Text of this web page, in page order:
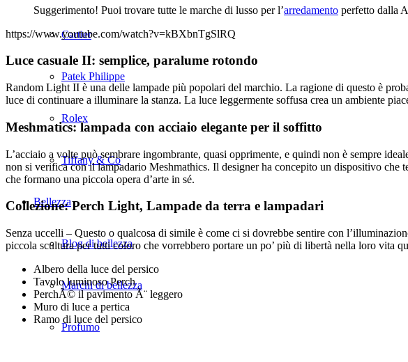
Cartier
Patek Philippe
Rolex
Tiffany & Co
Bellezza
Blog di bellezza
Marchi di bellezza
Profumo
Suggerimento! Puoi trovare tutte le marche di lusso per l’arredamento perfetto dalla
https://www.youtube.com/watch?v=kBXbnTgSlRQ
Luce casuale II: semplice, paralume rotondo
Random Light II è una delle lampade più popolari del marchio. La ragione di questo è
luce di continuare a illuminare la stanza. La luce leggermente soffusa crea un ambiente
Meshmatics: lampada con acciaio elegante per il soffitto
L’acciaio a volte può sembrare ingombrante, quasi opprimente, e quindi non è sempre
non si verifica con il lampadario Meshmathics. Il designer ha concepito un dispositivo che
che formano una piccola opera d’arte in sé.
Collezione: Perch Light, Lampade da terra e lampadari
Senza uccelli – Questo o qualcosa di simile è come ci si dovrebbe sentire con
piccola scultura per tutti coloro che vorrebbero portare un po’ più di libertà nella loro vita
Albero della luce del persico
Tavolo luminoso Perch
PerchÃ© il pavimento Ã¨ leggero
Muro di luce a pertica
Ramo di luce del persico